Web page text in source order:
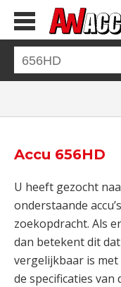
Accu 656HD
U heeft gezocht
onderstaande
zoekopdracht. Als
dan betekent dit
vergelijkbaar is met
de specificaties van